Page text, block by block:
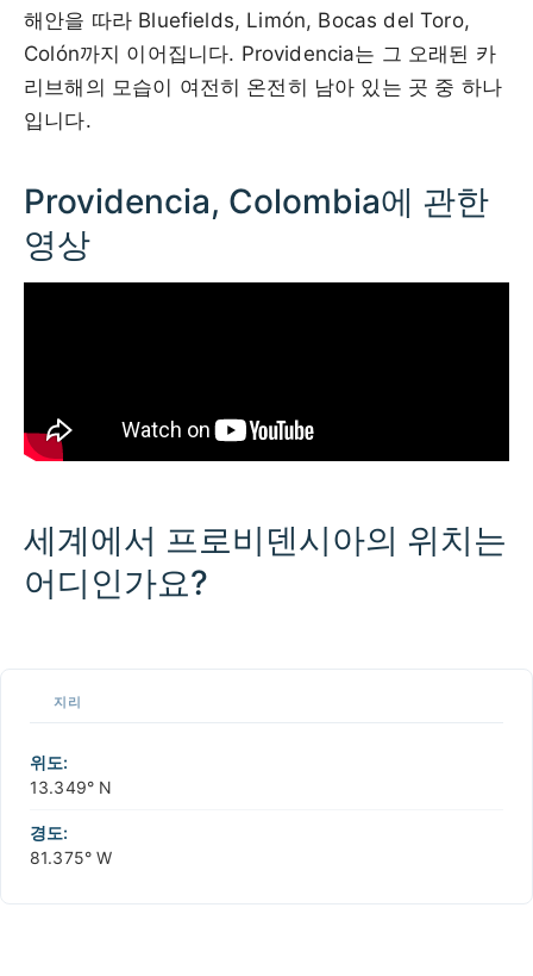
해안을 따라 Bluefields, Limón, Bocas del Toro,
Colón까지 이어집니다. Providencia는 그 오래된 카
리브해의 모습이 여전히 온전히 남아 있는 곳 중 하나
입니다.
Providencia, Colombia에 관한
영상
세계에서 프로비덴시아의 위치는
어디인가요?
−
지리
위도:
13.349° N
경도:
81.375° W